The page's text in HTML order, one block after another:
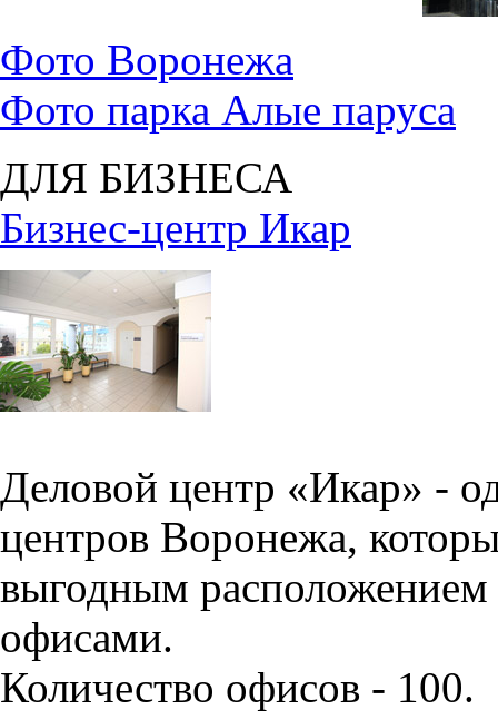
Фото Воронежа
Фото парка Алые паруса
ДЛЯ БИЗНЕСА
Бизнес-центр Икар
Деловой центр «Икар» -
центров Воронежа,
выгодным
офисами.
Количество офисов - 100.